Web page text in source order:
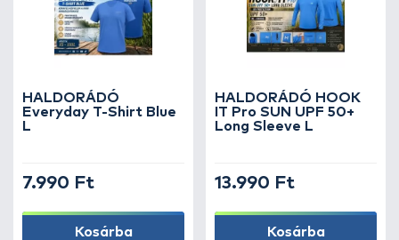
HALDORÁDÓ
Everyday T-Shirt Blue
L
7.990 Ft
Kosárba
HALDORÁDÓ HOOK
IT Pro SUN UPF 50+
Long Sleeve L
13.990 Ft
Kosárba